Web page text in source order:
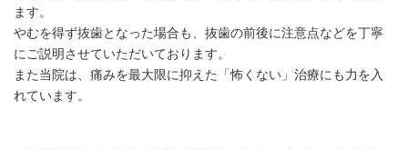
ます。
やむを得ず抜歯となった場合も、抜歯の前後に注意点などを丁寧
にご説明させていただいております。
また当院は、痛みを最大限に抑えた「怖くない」治療にも力を入
れています。